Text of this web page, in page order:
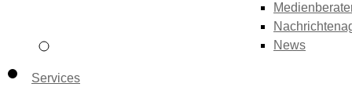
News
Services